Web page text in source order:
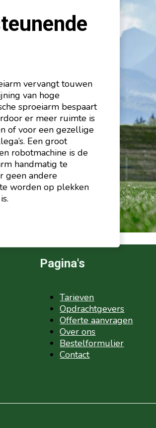
vervangt touwen
van hoge
sproeiarm bespaart
er meer ruimte is
of voor een gezellige
Een groot
robotmachine is de
handmatig te
geen andere
worden op plekken
Pagina's
Tarieven
Opdrachtgevers
Offerte aanvragen
Over ons
Bestelformulier
Contact